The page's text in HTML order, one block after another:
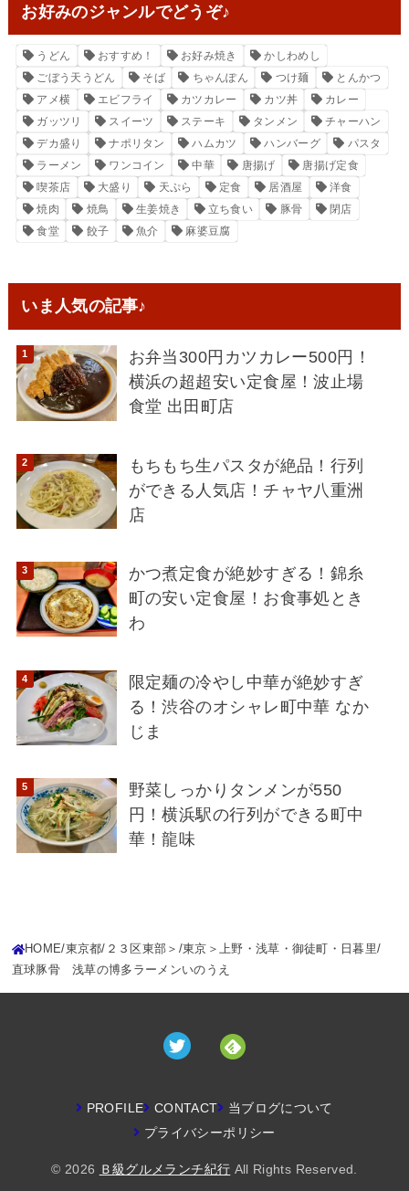
お好みのジャンルでどうぞ♪
うどん おすすめ！ お好み焼き
かしわめし
ごぼう天うどん
そば ちゃんぽん つけ麺
とんかつ
アメ横
エビフライ カツカレー カツ丼
カレー
ガッツリ
スイーツ ステーキ タンメン
チャーハン
デカ盛り
ナポリタン ハムカツ ハンバーグ
パスタ
ラーメン
ワンコイン 中華 唐揚げ
唐揚げ定食
喫茶店
大盛り 天ぷら 定食 居酒屋
洋食
焼肉
焼鳥 生姜焼き 立ち食い 豚骨
閉店
食堂
餃子 魚介 麻婆豆腐
いま人気の記事♪
お弁当300円カツカレー500円！
横浜の超超安い定食屋！波止場
食堂 出田町店
もちもち生パスタが絶品！行列
ができる人気店！チャヤ八重洲
店
かつ煮定食が絶妙すぎる！錦糸
町の安い定食屋！お食事処とき
わ
限定麺の冷やし中華が絶妙すぎ
る！渋谷のオシャレ町中華 なか
じま
野菜しっかりタンメンが550
円！横浜駅の行列ができる町中
華！龍味
HOME 東京都 ２３区東部＞ 東京＞上野・浅草・御徒町・日暮里
直球豚骨 浅草の博多ラーメンいのうえ
PROFILE CONTACT
当ブログについて
プライバシーポリシー
© 2026 Ｂ級グルメランチ紀行 All Rights Reserved.